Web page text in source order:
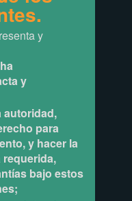
y
y
autoridad,
para
y hacer la
bajo estos